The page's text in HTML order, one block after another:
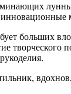
больших